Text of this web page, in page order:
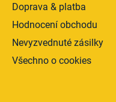
Doprava & platba
Hodnocení obchodu
Nevyzvednuté zásilky
Všechno o cookies